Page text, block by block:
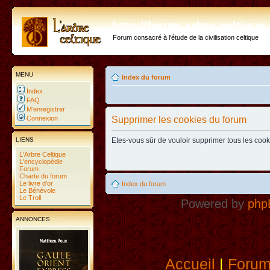
http://forum.arbre-
Forum consacré à l'étude de la civilisation celtique
MENU
Index
FAQ
M’enregistrer
Connexion
LIENS
L'Arbre Celtique
L'encyclopédie
Forum
Charte du forum
Le livre d'or
Le Bénévole
Le Troll
ANNONCES
Index du forum
Supprimer les cookies du forum
Etes-vous sûr de vouloir supprimer tous les
Index du forum
Powered by
Accueil|